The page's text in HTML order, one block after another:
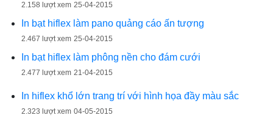
2.158 lượt xem 25-04-2015
In bạt hiflex làm pano quảng cáo ấn tượng
2.467 lượt xem 25-04-2015
In bạt hiflex làm phông nền cho đám cưới
2.477 lượt xem 21-04-2015
In hiflex khổ lớn trang trí với hình họa đầy màu sắc
2.323 lượt xem 04-05-2015